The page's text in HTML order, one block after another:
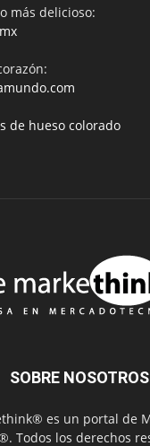
más delicioso:
de hueso colorado
SOBRE NOSOTROS
es un portal de
Todos los derechos